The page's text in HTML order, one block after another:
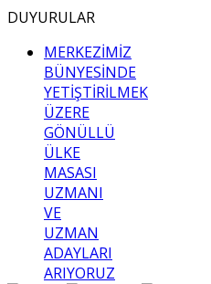
DUYURULAR
MERKEZİMİZ
BÜNYESİNDE
YETİŞTİRİLMEK
ÜZERE
GÖNÜLLÜ
ÜLKE
MASASI
UZMANI
VE
UZMAN
ADAYLARI
ARIYORUZ